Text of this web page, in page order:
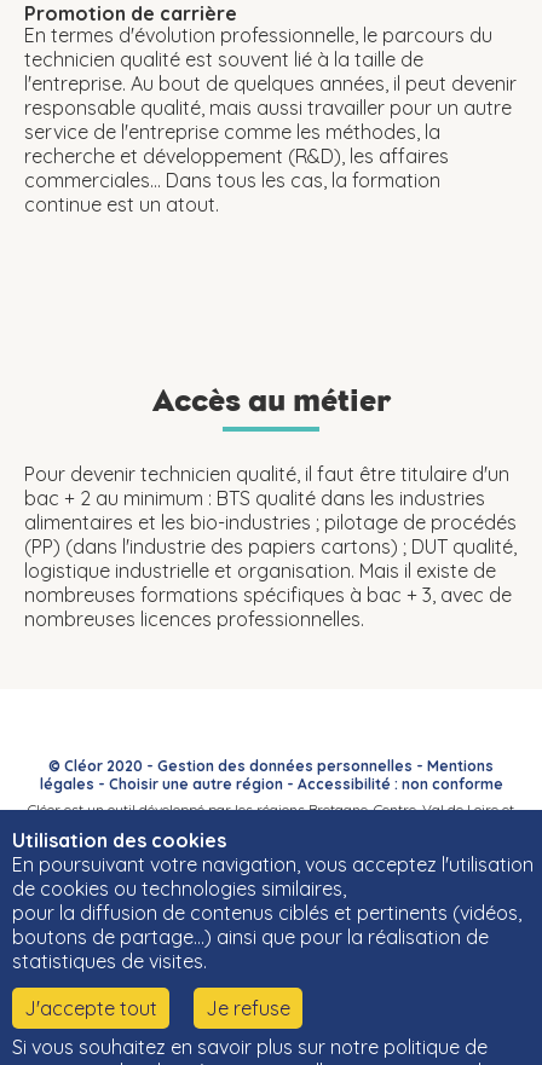
Utilisation des cookies
En poursuivant votre navigation, vous acceptez l'utilisation
de cookies ou technologies similaires,
pour la diffusion de contenus ciblés et pertinents (vidéos,
boutons de partage…) ainsi que pour la réalisation de
statistiques de visites.
J'accepte tout
Je refuse
Si vous souhaitez en savoir plus sur notre politique de
Promotion de carrière
En termes d'évolution professionnelle, le parcours du
technicien qualité est souvent lié à la taille de
l'entreprise. Au bout de quelques années, il peut devenir
responsable qualité, mais aussi travailler pour un autre
service de l'entreprise comme les méthodes, la
recherche et développement (R&D), les affaires
commerciales... Dans tous les cas, la formation
continue est un atout.
Accès au métier
Pour devenir technicien qualité, il faut être titulaire d'un
bac + 2 au minimum : BTS qualité dans les industries
alimentaires et les bio-industries ; pilotage de procédés
(PP) (dans l'industrie des papiers cartons) ; DUT qualité,
logistique industrielle et organisation. Mais il existe de
nombreuses formations spécifiques à bac + 3, avec de
nombreuses licences professionnelles.
© Cléor 2020 - Gestion des données personnelles - Mentions
légales - Choisir une autre région- Accessibilité : non conforme
Cléor est un outil développé par les régions Bretagne, Centre-Val de Loire et